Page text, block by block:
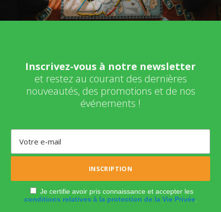
Inscrivez-vous à notre newsletter
et restez au courant des dernières
nouveautés, des promotions et de nos
événements !
Je certifie avoir pris connaissance et accepter les
conditions relatives à la protection de la Vie Privée.